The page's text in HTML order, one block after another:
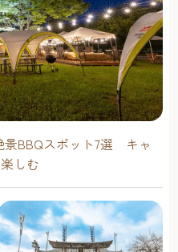
景BBQスポット7選 キャ
しむ